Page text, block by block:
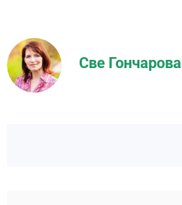
Све Гончарова